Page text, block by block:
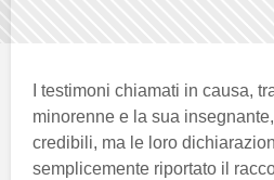
I testimoni chiamati in causa,
minorenne e la sua
credibili, ma le loro
semplicemente riportato il